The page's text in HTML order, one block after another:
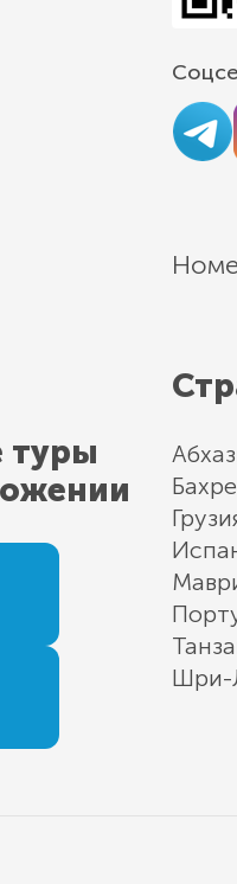
туры
Шри-